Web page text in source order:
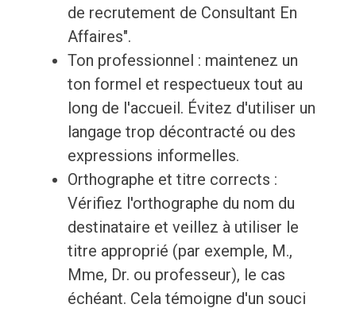
de recrutement de Consultant En
Affaires".
Ton professionnel : maintenez un
ton formel et respectueux tout au
long de l'accueil. Évitez d'utiliser un
langage trop décontracté ou des
expressions informelles.
Orthographe et titre corrects :
Vérifiez l'orthographe du nom du
destinataire et veillez à utiliser le
titre approprié (par exemple, M.,
Mme, Dr. ou professeur), le cas
échéant. Cela témoigne d'un souci